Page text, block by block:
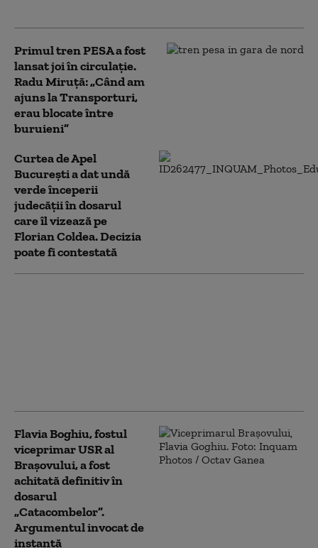
Primul tren PESA a fost
lansat joi în circulație.
Radu Miruță: „Când am
ajuns la Transporturi,
erau blocate între
buruieni”
Curtea de Apel
București a dat undă
verde începerii
judecății în dosarul
care îl vizează pe
Florian Coldea. Decizia
poate fi contestată
Flavia Boghiu, fostul
viceprimar USR al
Brașovului, a fost
achitată definitiv în
dosarul
„Catacombelor”.
Argumentul invocat de
instanță